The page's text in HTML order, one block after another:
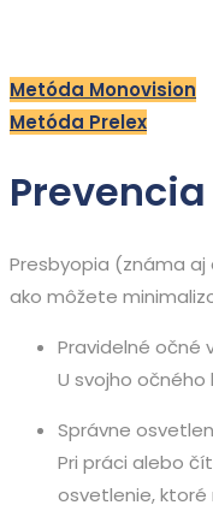
Metóda Monovision
Metóda Prelex
Presbyopia (známa aj
ako môžete
Pravidelné očné
U svojho
Správne
Pri práci alebo
osvetlenie, ktoré